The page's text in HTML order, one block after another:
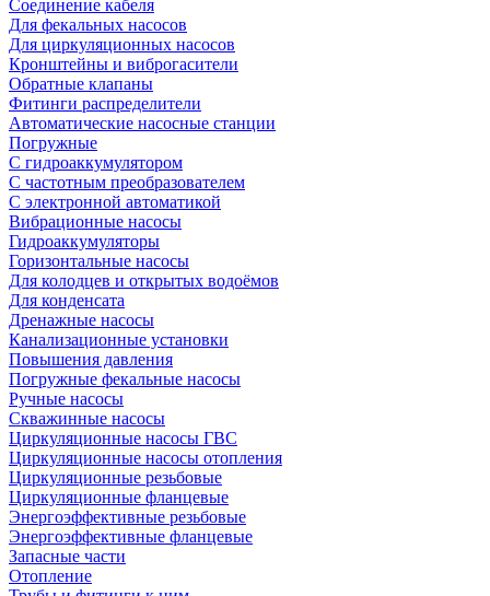
Соединение кабеля
Для фекальных насосов
Для циркуляционных насосов
Кронштейны и виброгасители
Обратные клапаны
Фитинги распределители
Автоматические насосные станции
Погружные
С гидроаккумулятором
С частотным преобразователем
С электронной автоматикой
Вибрационные насосы
Гидроаккумуляторы
Горизонтальные насосы
Для колодцев и открытых водоёмов
Для конденсата
Дренажные насосы
Канализационные установки
Повышения давления
Погружные фекальные насосы
Ручные насосы
Скважинные насосы
Циркуляционные насосы ГВС
Циркуляционные насосы отопления
Циркуляционные резьбовые
Циркуляционные фланцевые
Энергоэффективные резьбовые
Энергоэффективные фланцевые
Запасные части
Отопление